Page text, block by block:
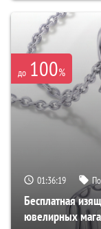
до 100%
01:36:18
Бесплатная
ювелирных